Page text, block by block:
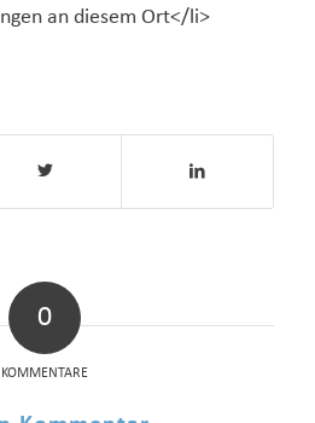
an diesem Ort</li>
0
KOMMENTARE